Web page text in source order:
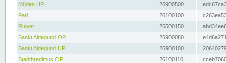
Müden UP
26900500
Perl
26100100
Ruwer
26500150
Sankt Aldegund OP
26900080
Sankt Aldegund UP
26900100
Stadtbredimus OP
26100110